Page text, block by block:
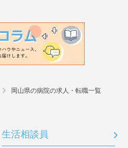
岡山県の病院の求人・転職一覧
生活相談員